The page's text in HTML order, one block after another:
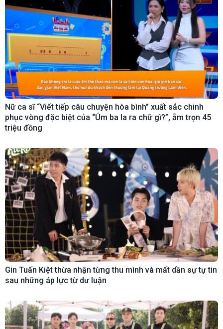
Nữ ca sĩ “Viết tiếp câu chuyện hòa bình” xuất sắc chinh
phục vòng đặc biệt của “Úm ba la ra chữ gì?”, ẵm trọn 45
triệu đồng
Gin Tuấn Kiệt thừa nhận từng thu mình và mất dần sự tự tin
sau những áp lực từ dư luận